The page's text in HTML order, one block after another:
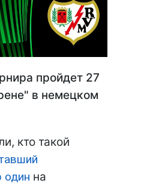
пройдет 27
в немецком
кто такой
один на